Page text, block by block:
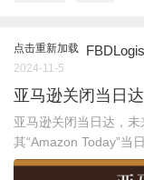
点击重新加载
2024-11-5
亚马逊关闭当日
亚马逊关闭当日达，
其“Amazon Today”当